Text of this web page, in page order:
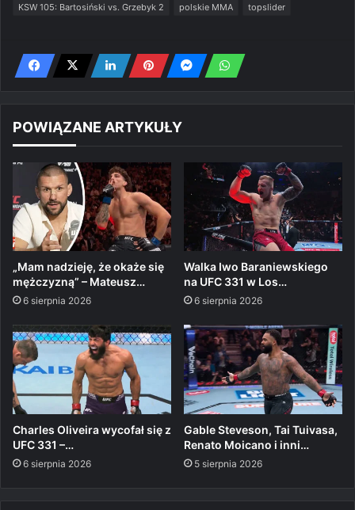
KSW 105: Bartosiński vs. Grzebyk 2
polskie MMA topslider
POWIĄZANE ARTYKUŁY
„Mam nadzieję, że okaże się
mężczyzną” – Mateusz…
6 sierpnia 2026
Walka Iwo Baraniewskiego
na UFC 331 w Los…
6 sierpnia 2026
Charles Oliveira wycofał się z
UFC 331 –…
6 sierpnia 2026
Gable Steveson, Tai Tuivasa,
Renato Moicano i inni…
5 sierpnia 2026